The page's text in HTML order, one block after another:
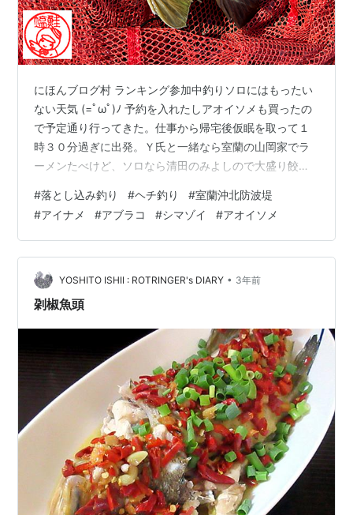
にほんブログ村 ランキング参加中釣りソロにはもったい
ない天気 (=ﾟωﾟ)ﾉ 予約を入れたしアオイソメも買ったの
で予定通り行ってきた。仕事から帰宅後仮眠を取って１
時３０分過ぎに出発。Ｙ氏と一緒なら室蘭の山岡家でラ
ーメンたべけど、ソロなら清田のみよしので大盛り餃子
工場群の煙突からの煙が真上に上がってたからね。前回
とは大違いで今日は楽だと確信！ (°▽°) つりぶねやに到
着して渡船先は北を選択。平日の水曜日なのに車は１０
台強来てたな。やはり今日の天候で申し込む人が増えた
んだと思う。タックルは前回と同じで餌はアオイソメが
まかつ がまチヌ へちさ…
#落とし込み釣り #ヘチ釣り #室蘭沖北防波堤
#アイナメ #アブラコ #シマゾイ #アオイソメ
YOSHITO ISHII : ROTRINGER's DIARY • 3年前
刴椒魚頭